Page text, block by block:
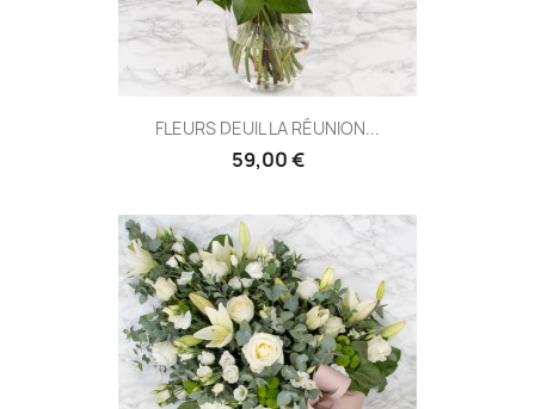
FLEURS DEUIL LA RÉUNION...
59,00 €